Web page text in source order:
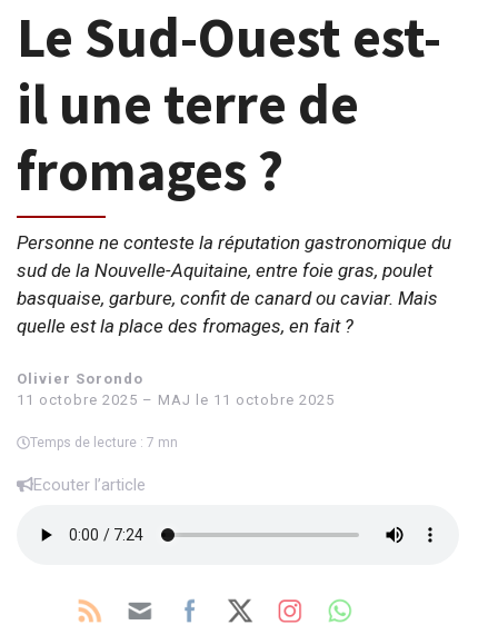
Le Sud-Ouest est-
il une terre de
fromages ?
Personne ne conteste la réputation gastronomique du
sud de la Nouvelle-Aquitaine, entre foie gras, poulet
basquaise, garbure, confit de canard ou caviar. Mais
quelle est la place des fromages, en fait ?
Olivier Sorondo
11 octobre 2025 – MAJ le 11 octobre 2025
Temps de lecture : 7 mn
Ecouter l’article